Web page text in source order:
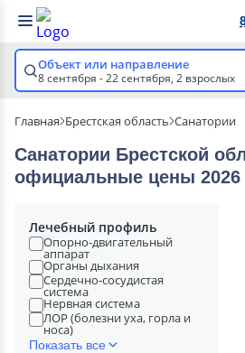
Объект или направление
8 сентября - 22 сентября, 2 взрослых
Главная Брестская область Санатории
Санатории Брестской
официальные цены 2026
Лечебный профиль
Опорно-двигательный
аппарат
Органы дыхания
Сердечно-сосудистая
система
Нервная система
ЛОР (болезни уха, горла и
носа)
Показать все